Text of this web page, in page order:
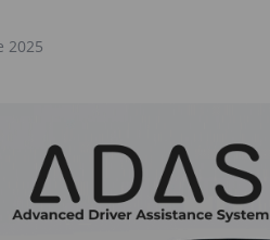
2025